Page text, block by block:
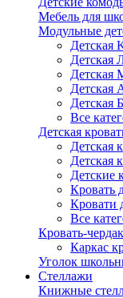
Мебель для
Модульные
Детская
Детская
Детская
Детская
Детская
Все
Детская
Детская
Детская
Детские
Кровать
Кровати
Все
Кровать-чердак
Каркас
Уголок
Стеллажи
Книжные